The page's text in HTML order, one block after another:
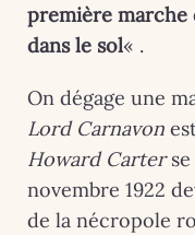
première marche
dans le sol« .
On dégage une
Lord Carnavon
Howard Carterse
novembre 1922
de la nécropole